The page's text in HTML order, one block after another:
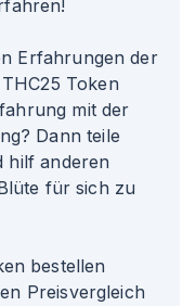
Erfahrungen der
Token
mit der
Dann teile
hilf anderen
für sich zu
bestellen
Preisvergleich